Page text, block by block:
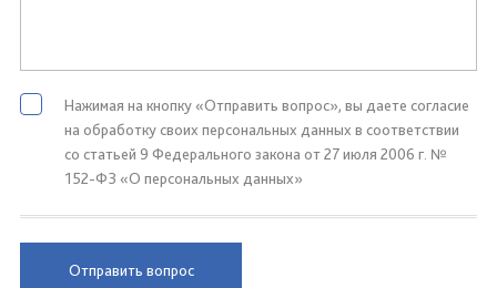
Нажимая на кнопку «Отправить вопрос», вы даете согласие
на обработку своих персональных данных в соответствии
со статьей 9 Федерального закона от 27 июля 2006 г. №
152-ФЗ «О персональных данных»
Отправить вопрос